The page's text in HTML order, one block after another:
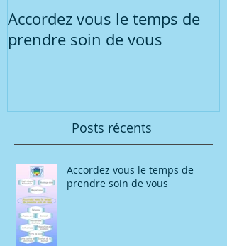
Accordez vous le temps de
prendre soin de vous
Posts récents
Accordez vous le temps de
prendre soin de vous